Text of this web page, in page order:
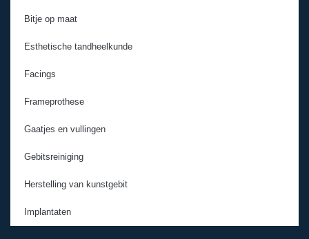
Bitje op maat
Esthetische tandheelkunde
Facings
Frameprothese
Gaatjes en vullingen
Gebitsreiniging
Herstelling van kunstgebit
Implantaten